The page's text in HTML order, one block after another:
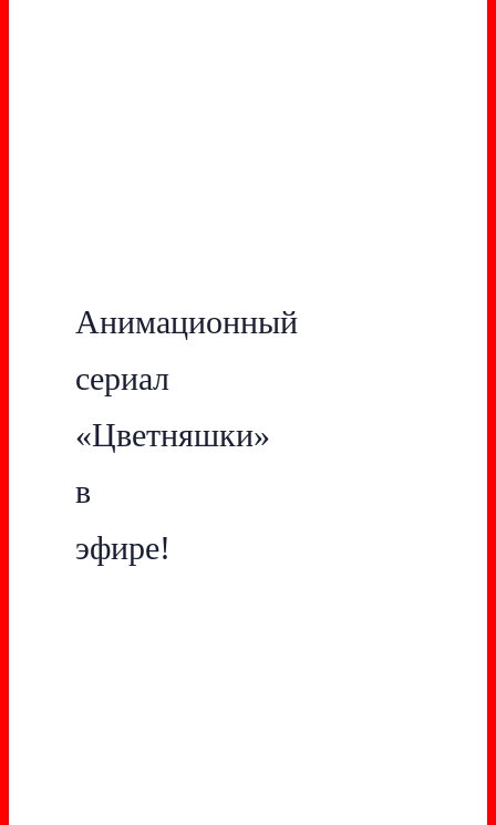
Анимационный
сериал
«Цветняшки»
в
эфире!